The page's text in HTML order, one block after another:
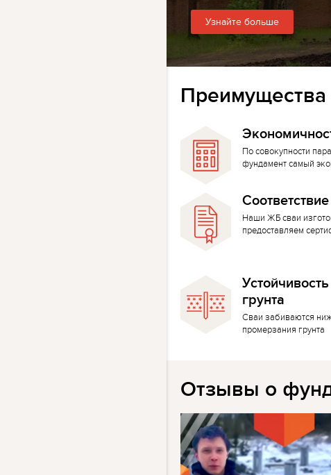
Узнайте больше
По совокупности
фундамент самый
Наши ЖБ сваи
предоставляем
грунта
Сваи забиваются
промерзания грунта
Отзывы о